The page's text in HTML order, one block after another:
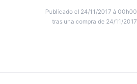
Publicado el 24/11/2017 à 00h00
tras una compra de 24/11/2017